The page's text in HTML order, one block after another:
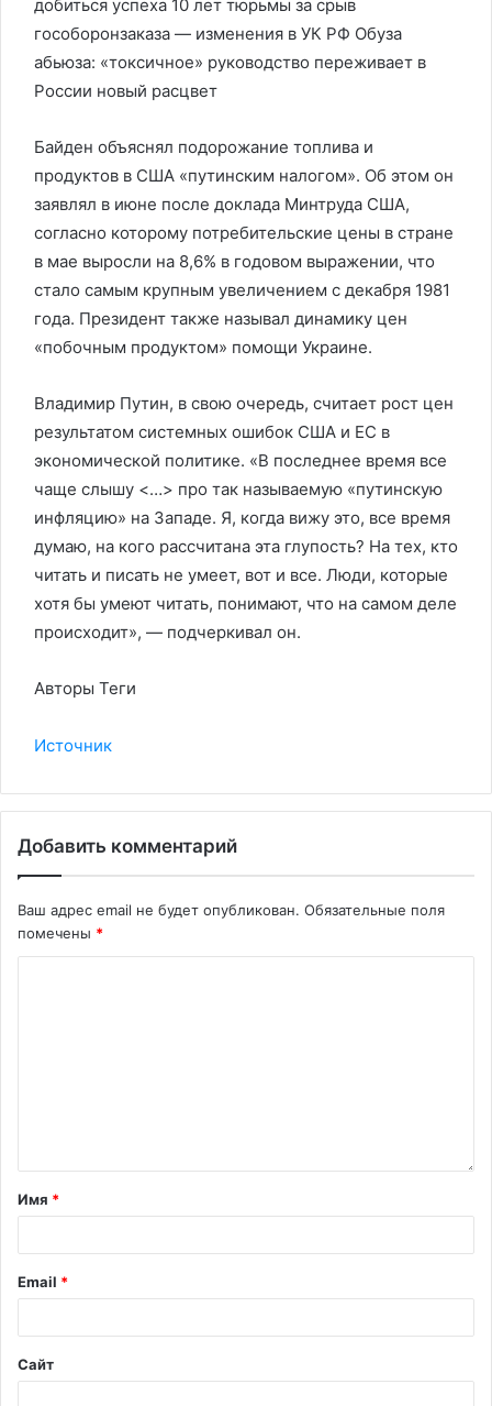
добиться успеха 10 лет тюрьмы за срыв
гособоронзаказа — изменения в УК РФ Обуза
абьюза: «токсичное» руководство переживает в
России новый расцвет
Байден объяснял подорожание топлива и
продуктов в США «путинским налогом». Об этом он
заявлял в июне после доклада Минтруда США,
согласно которому потребительские цены в стране
в мае выросли на 8,6% в годовом выражении, что
стало самым крупным увеличением с декабря 1981
года. Президент также называл динамику цен
«побочным продуктом» помощи Украине.
Владимир Путин, в свою очередь, считает рост цен
результатом системных ошибок США и ЕС в
экономической политике. «В последнее время все
чаще слышу <…> про так называемую «путинскую
инфляцию» на Западе. Я, когда вижу это, все время
думаю, на кого рассчитана эта глупость? На тех, кто
читать и писать не умеет, вот и все. Люди, которые
хотя бы умеют читать, понимают, что на самом деле
происходит», — подчеркивал он.
Авторы Теги
Источник
Добавить комментарий
Ваш адрес email не будет опубликован. Обязательные поля
помечены *
Имя *
Email *
Сайт